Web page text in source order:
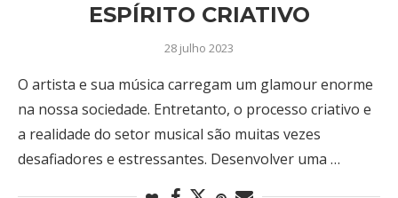
ESPÍRITO CRIATIVO
28 julho 2023
O artista e sua música carregam um glamour enorme
na nossa sociedade. Entretanto, o processo criativo e
a realidade do setor musical são muitas vezes
desafiadores e estressantes. Desenvolver uma …